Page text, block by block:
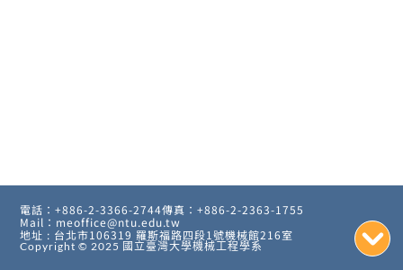
電話：+886-2-3366-2744傳真：+886-2-2363-1755
Mail：meoffice@ntu.edu.tw
地址 : 台北市106319 羅斯福路四段1號機械館216室
Copyright © 2025 國立臺灣大學機械工程學系